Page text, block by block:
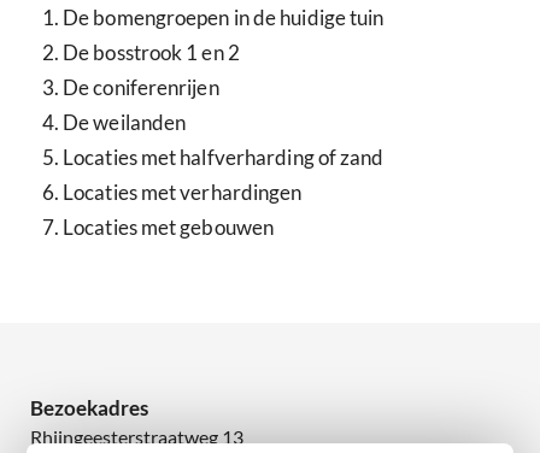
De bomengroepen in de huidige tuin
De bosstrook 1 en 2
De coniferenrijen
De weilanden
Locaties met halfverharding of zand
Locaties met verhardingen
Locaties met gebouwen
Bezoekadres
Rhijngeesterstraatweg 13